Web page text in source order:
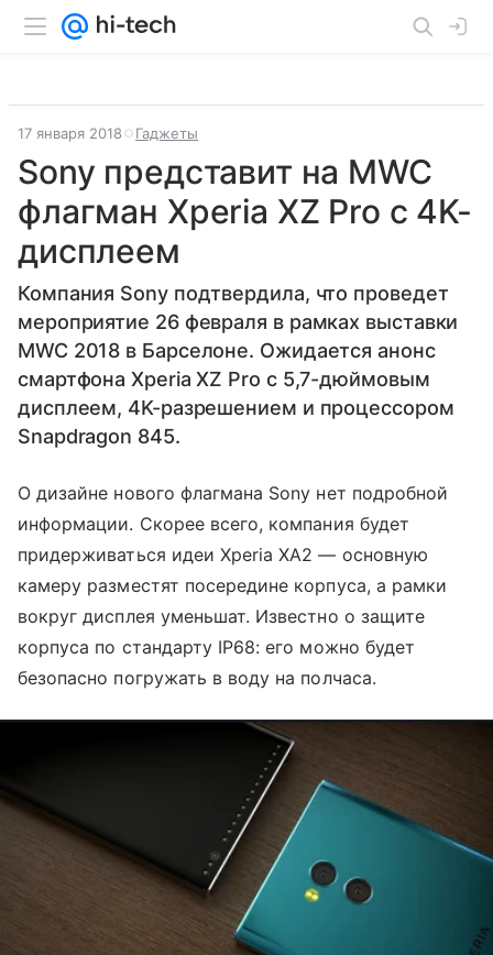
17 января 2018 Гаджеты
Sony представит на MWC
флагман Xperia XZ Pro с 4K-
дисплеем
Компания Sony подтвердила, что проведет
мероприятие 26 февраля в рамках выставки
MWC 2018 в Барселоне. Ожидается анонс
смартфона Xperia XZ Pro с 5,7-дюймовым
дисплеем, 4K-разрешением и процессором
Snapdragon 845.
О дизайне нового флагмана Sony нет подробной
информации. Скорее всего, компания будет
придерживаться идеи Xperia XA2 — основную
камеру разместят посередине корпуса, а рамки
вокруг дисплея уменьшат. Известно о защите
корпуса по стандарту IP68: его можно будет
безопасно погружать в воду на полчаса.